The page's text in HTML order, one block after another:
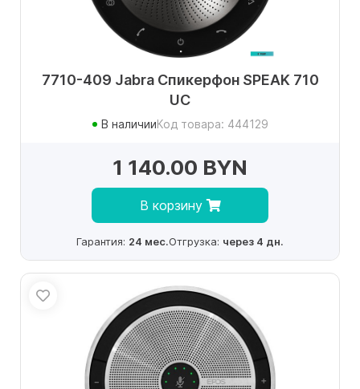
7710-409 Jabra Спикерфон SPEAK 710
UC
В наличииКод товара: 444129
1 140.00 BYN
В корзину
Гарантия: 24 мес.Отгрузка: через 4 дн.